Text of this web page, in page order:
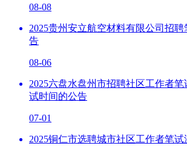
08-08
2025贵州安立航空材料有限公司招
告
08-06
2025六盘水盘州市招聘社区工作者
试时间的公告
07-01
2025铜仁市选聘城市社区工作者笔试